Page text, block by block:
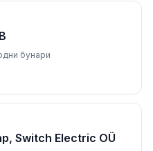
бунари
Switch Electric OÜ